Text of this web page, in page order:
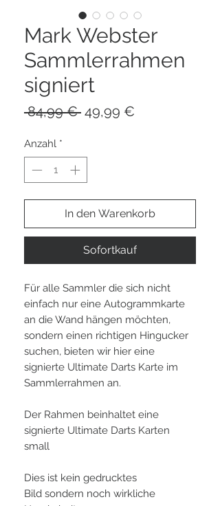
Mark Webster
Sammlerrahmen
signiert
84,99 € Standardpreis
49,99 €
Anzahl *
In den Warenkorb
Sofortkauf
Für alle Sammler die sich nicht
einfach nur eine Autogrammkarte
an die Wand hängen möchten,
sondern einen richtigen Hingucker
suchen, bieten wir hier eine
signierte Ultimate Darts Karte im
Sammlerrahmen an.
Der Rahmen beinhaltet eine
signierte Ultimate Darts Karten
small
Dies ist kein gedrucktes
Bild sondern noch wirkliche